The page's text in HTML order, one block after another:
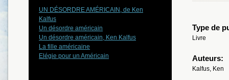
Type de
Livre
Auteurs:
Kalfus, Ken
UN DÉSORDRE AMÉRICAIN, de Ken
Kalfus
Un désordre américain
Un désordre américain, Ken Kalfus
La fille américaine
Elégie pour un Américain